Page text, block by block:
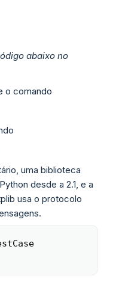
abaixo no
o comando
uma biblioteca
desde a 2.1, e a
usa o protocolo
TestCase